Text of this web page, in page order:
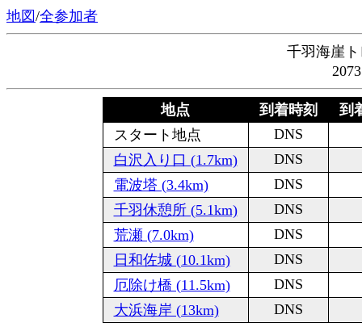
地図/全参加者
千羽海崖
地点 到着時刻
到
スタート地点
DNS
白沢入り口 (1.7km)
DNS
電波塔 (3.4km)
DNS
千羽休憩所 (5.1km)
DNS
荒瀬 (7.0km)
DNS
日和佐城 (10.1km)
DNS
厄除け橋 (11.5km)
DNS
大浜海岸 (13km)
DNS